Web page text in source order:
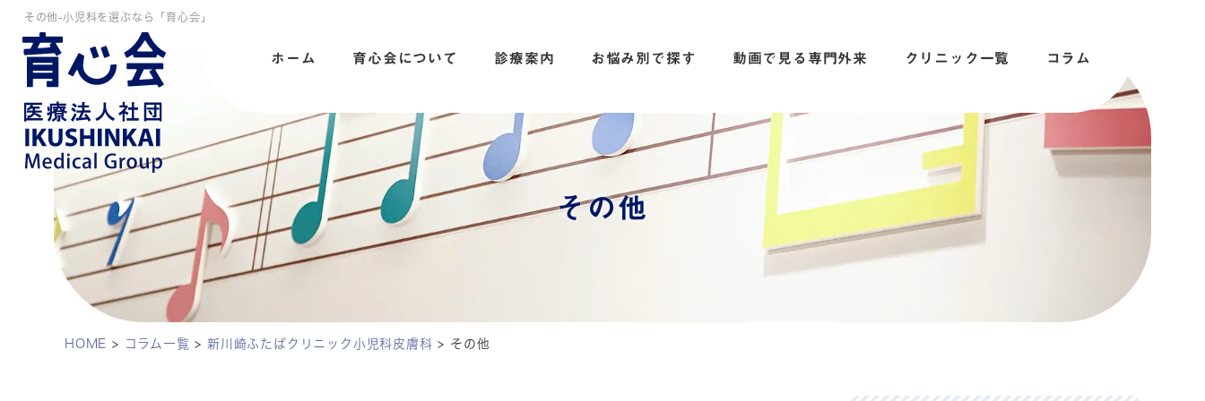
その他-小児科を選ぶなら「育心会」
ホーム 育心会について 診療案内 お悩み別で探す 動画で見る専門外来 クリニック一覧 コラム
その他
HOME > コラム一覧 >新川崎ふたばクリニック小児科皮膚科 > その他